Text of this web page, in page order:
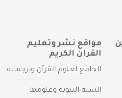
مواقع نشر وتعليم
القرآن الكريم
الجامع لعلوم القرآن وترجماته
السنة النبوية وعلومها